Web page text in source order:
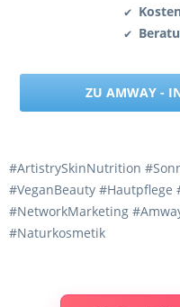
✔
✔
ZU AMWAY -
#ArtistrySkinNutrition
#VeganBeauty #Hautpflege
#NetworkMarketing
#Naturkosmetik